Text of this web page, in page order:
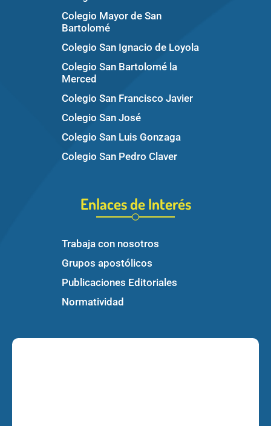
Colegio Mayor de San
Bartolomé
Colegio San Ignacio de Loyola
Colegio San Bartolomé la
Merced
Colegio San Francisco Javier
Colegio San José
Colegio San Luis Gonzaga
Colegio San Pedro Claver
Enlaces de Interés
Trabaja con nosotros
Grupos apostólicos
Publicaciones Editoriales
Normatividad